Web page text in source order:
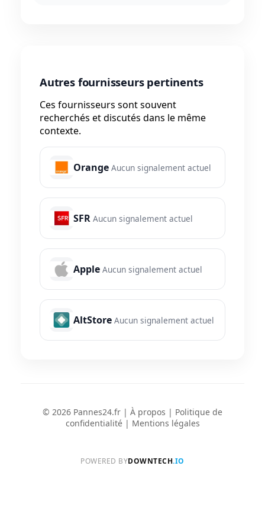
Autres fournisseurs pertinents
Ces fournisseurs sont souvent
recherchés et discutés dans le même
contexte.
Orange Aucun signalement actuel
SFR Aucun signalement actuel
Apple Aucun signalement actuel
AltStore Aucun signalement actuel
© 2026 Pannes24.fr | À propos | Politique de
confidentialité| Mentions légales
POWERED BYDOWNTECH.IO